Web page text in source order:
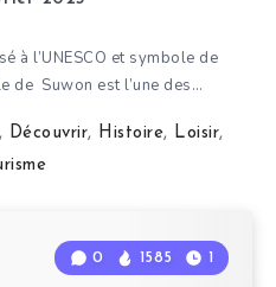
à l’UNESCO et symbole de
de Suwon est l’une des…
, Découvrir, Histoire, Loisir,
0 1585 1